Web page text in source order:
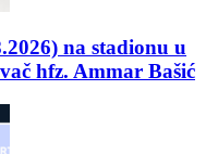
na stadionu u
hfz. Ammar Bašić